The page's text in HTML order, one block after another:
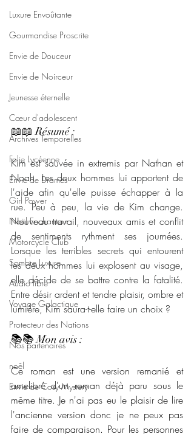
Luxure Envoûtante
Gourmandise Proscrite
Envie de Douceur
Envie de Noirceur
Jeunesse éternelle
Cœur d'adolescent
Archives Temporelles
Folie Lycéenne
Envie de Drames
Girl Power
Noël Enchanteur
Motorcycle Club
Sombre Luxure
Audio libre
Voyage Galactique
Protecteur des Nations
Nos partenaires
noêl
Envie de Cosy Mystery
📖📖 Résumé :
Kim est sauvée in extremis par Nathan et
Noah. Les deux hommes lui apportent de
l'aide afin qu'elle puisse échapper à la
rue. Peu à peu, la vie de Kim change.
Nouveau travail, nouveaux amis et conflit
de sentiments rythment ses journées.
Lorsque les terribles secrets qui entourent
les deux hommes lui explosent au visage,
elle décide de se battre contre la fatalité.
Entre désir ardent et tendre plaisir, ombre et
lumière, Kim saura-t-elle faire un choix ?
📚📚 Mon avis :
Ce roman est une version remanié et
amelioré d'un roman déjà paru sous le
même titre. Je n'ai pas eu le plaisir de lire
l'ancienne version donc je ne peux pas
faire de comparaison. Pour les personnes